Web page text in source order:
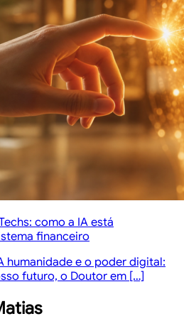
como a IA está
financeiro
humanidade e o poder digital:
futuro, o Doutor em […]